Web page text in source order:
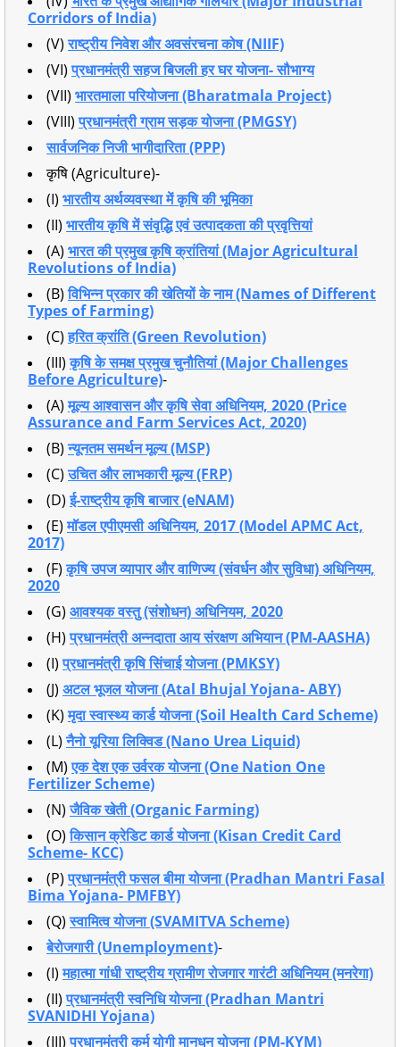
Corridors of India)
(V)राष्ट्रीय निवेश और अवसंरचना कोष (NIIF)
(VI)प्रधानमंत्री सहज बिजली हर घर योजना- सौभाग्य
(VII) भारतमाला परियोजना (Bharatmala Project)
(VIII)प्रधानमंत्री ग्राम सड़क योजना (PMGSY)
सार्वजनिक निजी भागीदारिता (PPP)
कृषि (Agriculture)-
(I) भारतीय अर्थव्यवस्था में कृषि की भूमिका
(II) भारतीय कृषि में संवृद्धि एवं उत्पादकता की प्रवृत्तियां
(A) भारत की प्रमुख कृषि क्रांतियां (Major Agricultural
Revolutions of India)
(B)विभिन्न प्रकार की खेतियों के नाम (Names of Different
Types of Farming)
(C)हरित क्रांति (Green Revolution)
(III)कृषि के समक्ष प्रमुख चुनौतियां (Major Challenges
Before Agriculture)-
(A)मूल्य आश्वासन और कृषि सेवा अधिनियम, 2020 (Price
Assurance and Farm Services Act, 2020)
(B)न्यूनतम समर्थन मूल्य (MSP)
(C)उचित और लाभकारी मूल्य (FRP)
(D)ई-राष्ट्रीय कृषि बाजार (eNAM)
(E)मॉडल एपीएमसी अधिनियम, 2017 (Model APMC Act,
2017)
(F)कृषि उपज व्यापार और वाणिज्य (संवर्धन और सुविधा) अधिनियम,
2020
(G) आवश्यक वस्तु (संशोधन) अधिनियम, 2020
(H)प्रधानमंत्री अन्नदाता आय संरक्षण अभियान (PM-AASHA)
(I)प्रधानमंत्री कृषि सिंचाई योजना (PMKSY)
(J) अटल भूजल योजना (Atal Bhujal Yojana- ABY)
(K)मृदा स्वास्थ्य कार्ड योजना (Soil Health Card Scheme)
(L)नैनो यूरिया लिक्विड (Nano Urea Liquid)
(M)एक देश एक उर्वरक योजना (One Nation One
Fertilizer Scheme)
(N)जैविक खेती (Organic Farming)
(O)किसान क्रेडिट कार्ड योजना (Kisan Credit Card
Scheme- KCC)
(P)प्रधानमंत्री फसल बीमा योजना (Pradhan Mantri Fasal
Bima Yojana- PMFBY)
(Q)स्वामित्व योजना (SVAMITVA Scheme)
बेरोजगारी (Unemployment)-
(I)महात्मा गांधी राष्ट्रीय ग्रामीण रोजगार गारंटी अधिनियम (मनरेगा)
(II)प्रधानमंत्री स्वनिधि योजना (Pradhan Mantri
SVANIDHI Yojana)
(III)प्रधानमंत्री कर्म योगी मानधन योजना (PM-KYM)